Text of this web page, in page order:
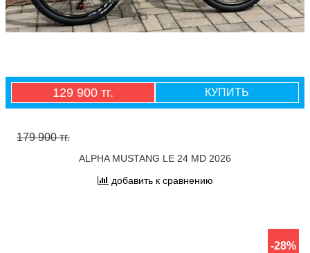
129 900 тг. КУПИТЬ
179 900 тг.
ALPHA MUSTANG LE 24 MD 2026
добавить к сравнению
-28%